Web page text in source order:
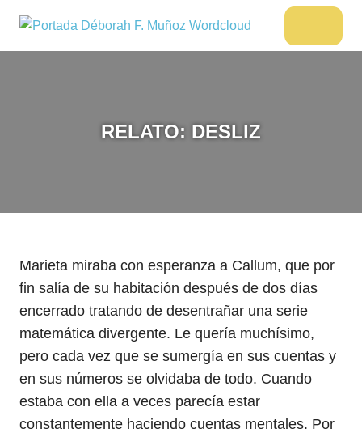
contenido
DÉBORAH
RELATO: DESLIZ
Marieta miraba con esperanza a Callum, que por
fin salía de su habitación después de dos días
encerrado tratando de desentrañar una serie
matemática divergente. Le quería muchísimo,
pero cada vez que se sumergía en sus cuentas y
en sus números se olvidaba de todo. Cuando
estaba con ella a veces parecía estar
constantemente haciendo cuentas mentales. Por